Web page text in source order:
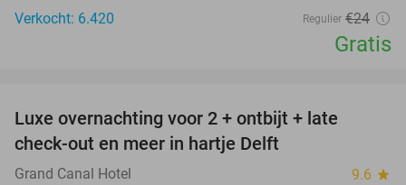
Verkocht: 6.420
Regulier €24
Gratis
Luxe overnachting voor 2 + ontbijt + late
check-out en meer in hartje Delft
Grand Canal Hotel 9.6 star